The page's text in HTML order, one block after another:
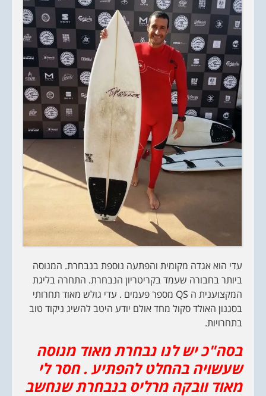
עדי הוא אגדה מקומית והפתעה נוספת בנבחרת. המנוסה
ביותר בחבורה שעמד בקריטריון הנבחרת. התחרה בליגת
המקצוענית ה QS מספר פעמים . עדי גולש מאוד תחרותי
בסגנון האולד סקול מחד אולם יודע היטב להשיג ניקוד טוב
בתחרויות.
בסה"כ יש לנו נבחרת מאוד מנוסה
שעשויה בהחלט להפתיע . חסר לי
מאוד וובקה מרליס בנבחרת שנחשב